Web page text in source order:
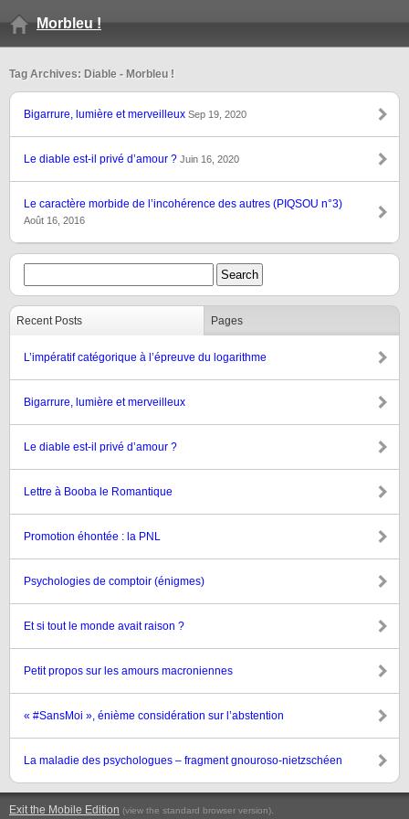
Morbleu !
Tag Archives: Diable - Morbleu !
Bigarrure, lumière et merveilleux Sep 19, 2020
Le diable est-il privé d’amour ? Juin 16, 2020
Le caractère morbide de l’incohérence des autres (PIQSOU n°3)
Août 16, 2016
Recent Posts Pages
L’impératif catégorique à l’épreuve du logarithme
Bigarrure, lumière et merveilleux
Le diable est-il privé d’amour ?
Lettre à Booba le Romantique
Promotion éhontée : la PNL
Psychologies de comptoir (énigmes)
Et si tout le monde avait raison ?
Petit propos sur les amours macroniennes
« #SansMoi », énième considération sur l’abstention
La maladie des psychologues – fragment gnouroso-nietzschéen
Exit the Mobile Edition (view the standard browser version).